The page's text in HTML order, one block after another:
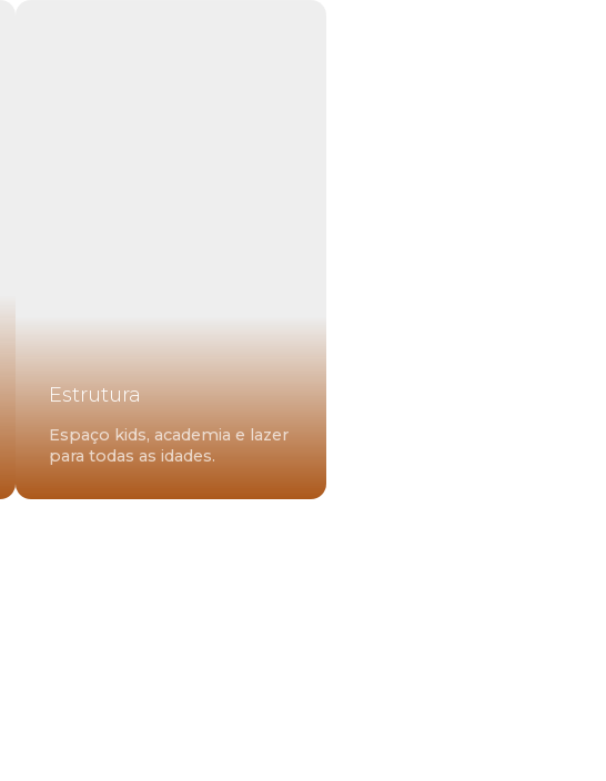
Estrutura
Espaço kids, academia e lazer
para todas as idades.